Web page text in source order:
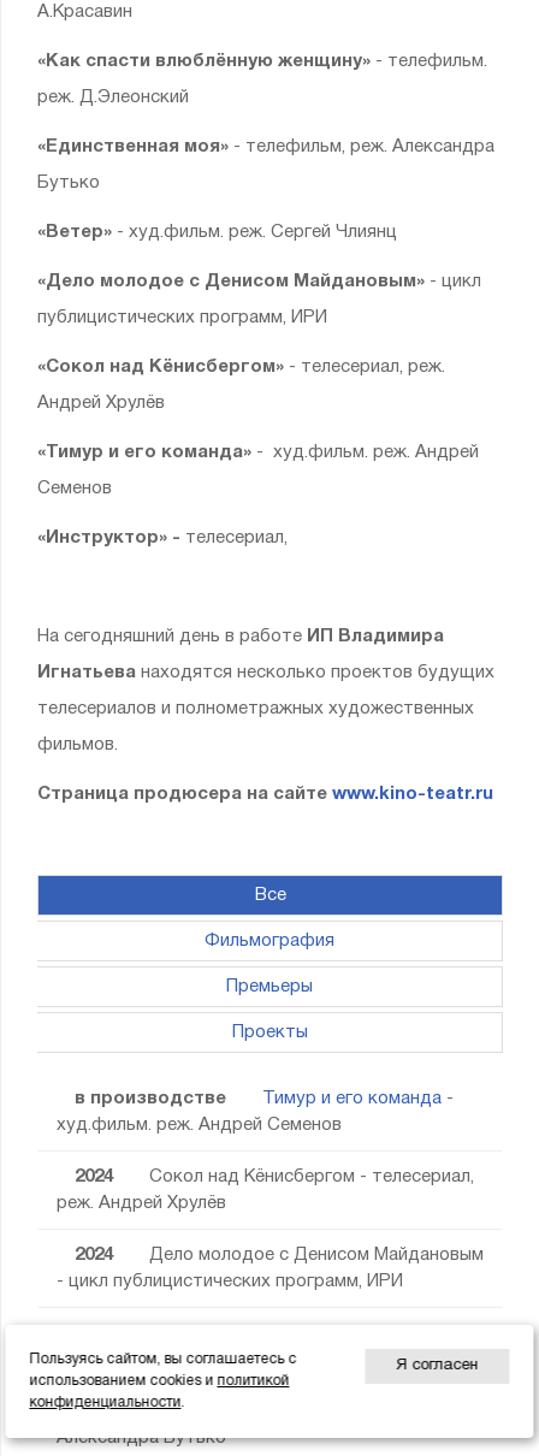
А.Красавин
«Как спасти влюблённую женщину» - телефильм.
реж. Д.Элеонский
«Единственная моя» - телефильм, реж. Александра
Бутько
«Ветер» - худ.фильм. реж. Сергей Члиянц
«Дело молодое с Денисом Майдановым» - цикл
публицистических программ, ИРИ
«Сокол над Кёнисбергом» - телесериал, реж.
Андрей Хрулёв
«Тимур и его команда» - худ.фильм. реж. Андрей
Семенов
«Инструктор» - телесериал,
На сегодняшний день в работе ИП Владимира
Игнатьева находятся несколько проектов будущих
телесериалов и полнометражных художественных
фильмов.
Страница продюсера на сайте www.kino-teatr.ru
Все
Фильмография
Премьеры
Проекты
в производстве Тимур и его команда -
худ.фильм. реж. Андрей Семенов
2024
Сокол над Кёнисбергом - телесериал,
реж. Андрей Хрулёв
2024
Дело молодое с Денисом Майдановым
- цикл публицистических программ, ИРИ
Члиянц
2024 Единственная моя
Александра Бутько
Пользуясь сайтом, вы соглашаетесь с
использованием cookies и политикой
конфиденциальности
Я согласен